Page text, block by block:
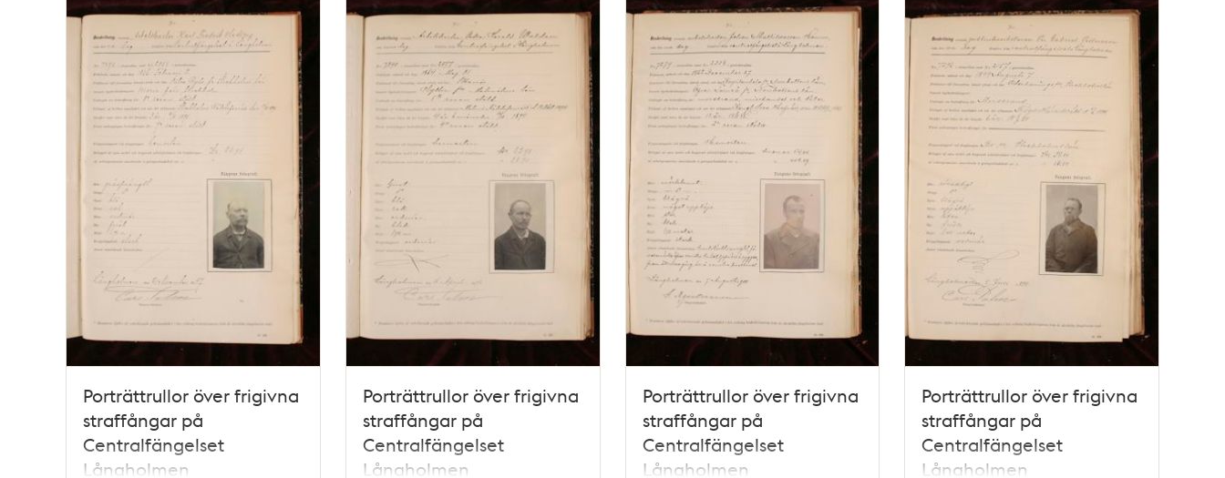
Porträttrullor över frigivna
straffångar på
Centralfängelset
Långholmen
Porträttrullor över frigivna
straffångar på
Centralfängelset
Långholmen
Porträttrullor över frigivna
straffångar på
Centralfängelset
Långholmen
Porträttrullor över frigivna
straffångar på
Centralfängelset
Långholmen